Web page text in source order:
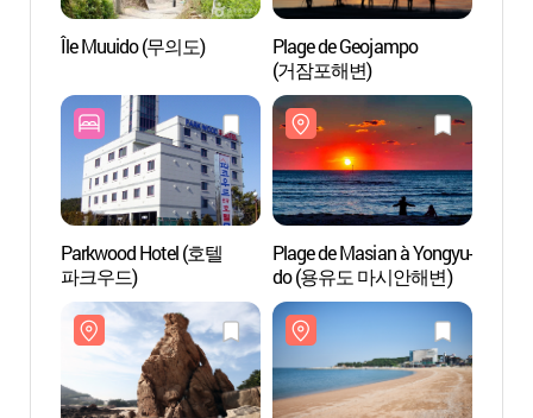
Île Muuido (무의도)
Plage de Geojampo
(거잠포해변)
Parkwood Hotel (호텔
파크우드)
Plage de Masian à Yongyu-
do (용유도 마시안해변)